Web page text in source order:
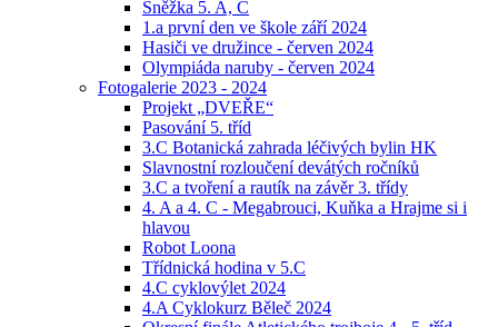
Sněžka 5. A, C
1.a první den ve škole září 2024
Hasiči ve družince - červen 2024
Olympiáda naruby - červen 2024
Fotogalerie 2023 - 2024
Projekt „DVEŘE“
Pasování 5. tříd
3.C Botanická zahrada léčivých bylin HK
Slavnostní rozloučení devátých ročníků
3.C a tvoření a rautík na závěr 3. třídy
4. A a 4. C - Megabrouci, Kuňka a Hrajme si i
hlavou
Robot Loona
Třídnická hodina v 5.C
4.C cyklovýlet 2024
4.A Cyklokurz Běleč 2024